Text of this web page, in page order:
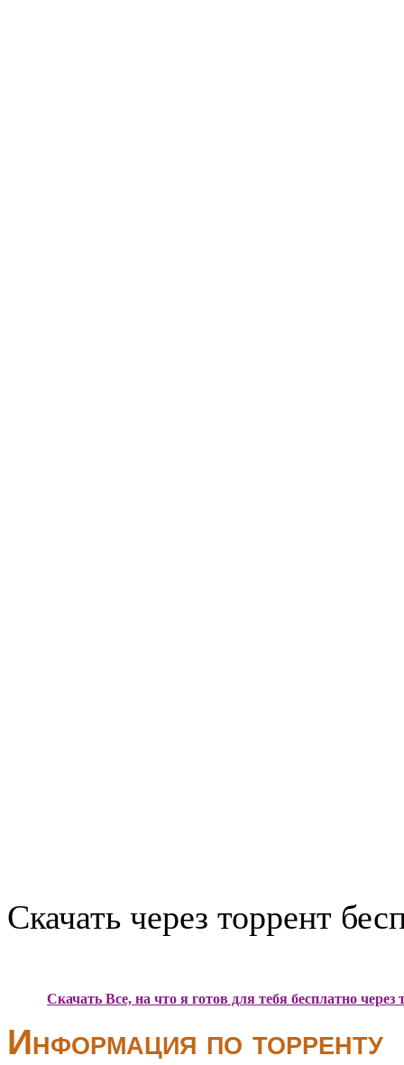
Скачать через торрент
Скачать Все, на что я готов для тебя бесплатно через
Информация по торренту